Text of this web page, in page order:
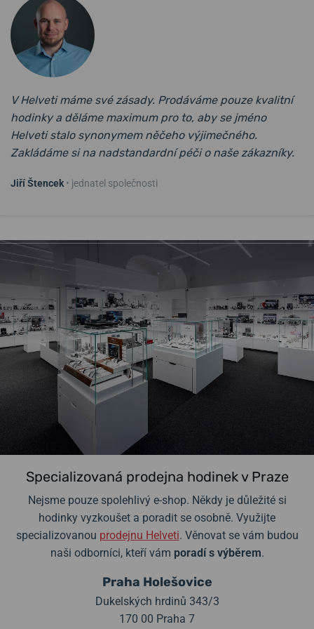
V Helveti máme své zásady. Prodáváme pouze kvalitní
hodinky a děláme maximum pro to, aby se jméno
Helveti stalo synonymem něčeho výjimečného.
Zakládáme si na nadstandardní péči o naše zákazníky.
Jiří Štencek • jednatel společnosti
Specializovaná prodejna hodinek v Praze
Nejsme pouze spolehlivý e-shop. Někdy je důležité si
hodinky vyzkoušet a poradit se osobně. Využijte
specializovanou prodejnu Helveti. Věnovat se vám budou
naši odborníci, kteří vám poradí s výběrem.
Praha Holešovice
Dukelských hrdinů 343/3
170 00 Praha 7